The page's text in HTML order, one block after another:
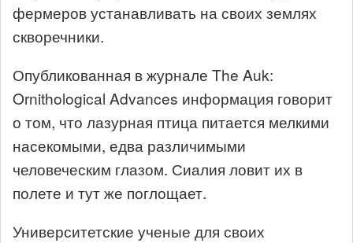
фермеров устанавливать на своих землях
скворечники.
Опубликованная в журнале The Auk:
Ornithological Advances информация говорит
о том, что лазурная птица питается мелкими
насекомыми, едва различимыми
человеческим глазом. Сиалия ловит их в
полете и тут же поглощает.
Университетские ученые для своих